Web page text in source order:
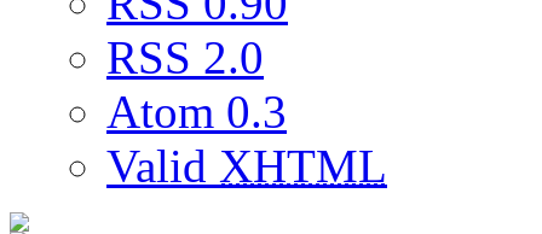
RSS 2.0
Atom 0.3
Valid XHTML